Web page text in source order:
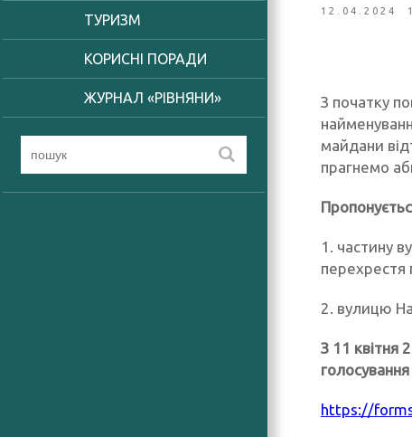
ТУРИЗМ
КОРИСНІ ПОРАДИ
ЖУРНАЛ «РІВНЯНИ»
12.04.2024
З початку
майдани
прагнемо
1. частину
перехрестя
2. вулицю
З 11 квітня
голосування
https://